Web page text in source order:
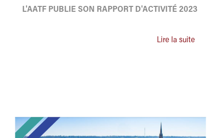
L'AATF PUBLIE SON RAPPORT D'ACTIVITÉ 2023
Lire la suite